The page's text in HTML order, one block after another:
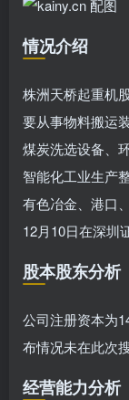
情况介绍
株洲天桥起重机
要从事物料搬运
煤炭洗选设备、
智能化工业生产
有色冶金、港口
12月10日在深圳
股本股东分析
公司注册资本为
布情况未在此次
经营能力分析